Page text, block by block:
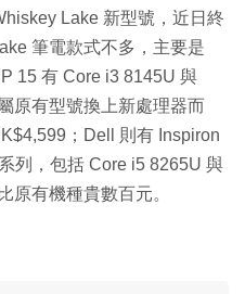
Lake 新型號，近日終
筆電款式不多，主要是
15 有 Core i3 8145U 與
原有型號換上新處理器而
；Dell 則有 Inspiron
列，包括 Core i5 8265U 與
原有機種貴數百元。